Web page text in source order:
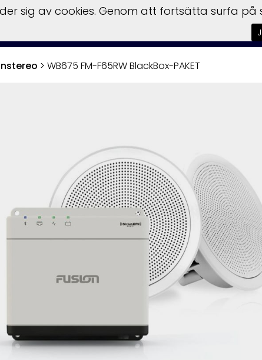
> WB675 FM-F65RW BlackBox-PAKET
sig av cookies. Genom att fortsätta surfa